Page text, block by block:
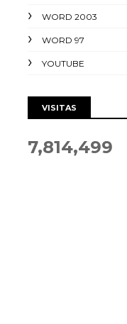
WORD 2003
WORD 97
YOUTUBE
VISITAS
7,814,499